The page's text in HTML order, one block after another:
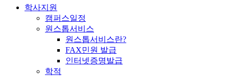
학사지원
캠퍼스일정
원스톱서비스
원스톱서비스란?
FAX민원 발급
인터넷증명발급
학적